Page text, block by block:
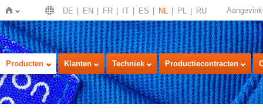
Home
DE EN FR IT ES NL PL RU
Producten Klanten Techniek Productiecontracten